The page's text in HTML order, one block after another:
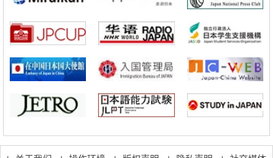
开发出300亿年仅误差1秒的光晶格钟，构建网络将其打造为下一代社会
基础设施
经济・社会
日本成立“以人为本AI联盟”——力争借助AI拓展社会公众创造力，依托
科学研究
大阪大学开发出膜脂质可视化工具，使脂质探针的高效开发成为可能
科学研究
立教大学在试管内构建长链人工基因组DNA自我复制系统，有望实现携
带大量基因的人工细胞